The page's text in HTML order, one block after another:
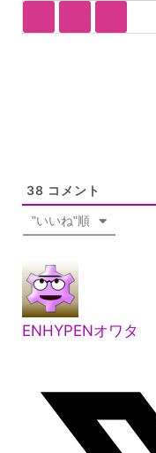
38 コメント
"いいね"順
ENHYPENオワタ